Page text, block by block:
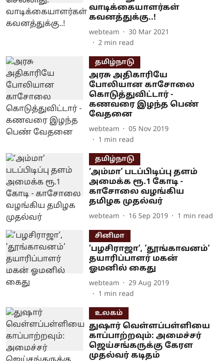
வாடிக்கையாளர்கள்
கவனத்துக்கு..!
webteam
30 Mar 2021
2 min read
தமிழ்நாடு
அரசு அதிகாரியே
போலியான காசோலை
கொடுத்துவிட்டார் -
கணவரை இழந்த பெண்
வேதனை
webteam
05 Nov 2019
1 min read
தமிழ்நாடு
‘அம்மா’ படப்பிடிப்பு த‌ளம்
அமைக்க ரூ.1 கோடி -
காசோலை வழங்கிய
தமிழக முதல்வர்
webteam 16 Sep 2019 1 min read
சினிமா
’பழசிராஜா’, ’தூங்காவனம்’
தயாரிப்பாளர் மகன்
ஓமனில் கைது
webteam
29 Aug 2019
1 min read
உலகம்
துஷார் வெள்ளப்பள்ளியை
காப்பாற்றவும்: அமைச்சர்
ஜெய்சங்கருக்கு கேரள
முதல்வர் கடிதம்